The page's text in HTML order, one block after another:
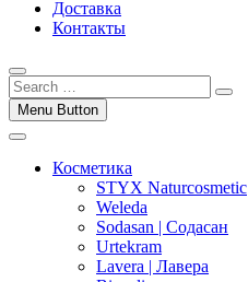
Доставка
Контакты
Menu Button
Косметика
STYX Naturcosmetic
Weleda
Sodasan | Содасан
Urtekram
Lavera | Лавера